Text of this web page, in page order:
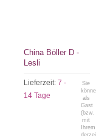
China Böller D -
Lesli
Lieferzeit:7 -
14 Tage
Sie
als
Gast
(bzw.
mit
Ihrem